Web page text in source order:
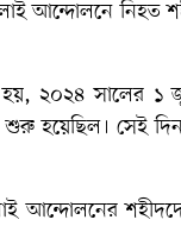
আন্দোলনে
২০২৪ সালের ১
শুরু হয়েছিল। সেই
আন্দোলনের